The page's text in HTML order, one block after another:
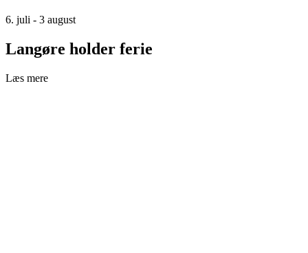
6. juli - 3 august
Langøre holder ferie
Læs mere